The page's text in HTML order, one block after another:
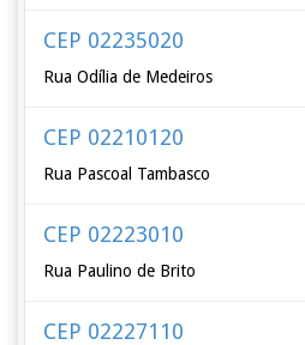
CEP 02235020
Rua Odília de Medeiros
CEP 02210120
Rua Pascoal Tambasco
CEP 02223010
Rua Paulino de Brito
CEP 02227110